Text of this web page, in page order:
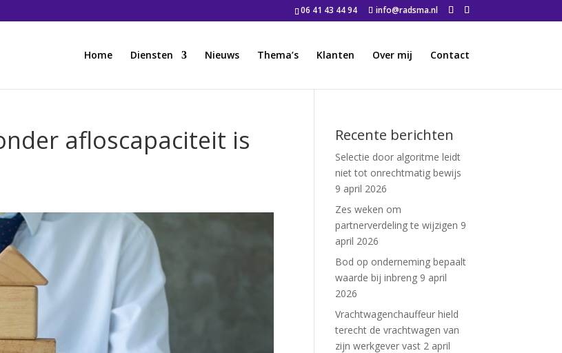
06 41 43 44 94 info@radsma.nl
Home Diensten Nieuws Thema’s Klanten Over mij Contact
afloscapaciteit is Recente berichten
Selectie door algoritme leidt
niet tot onrechtmatig bewijs
9 april 2026
Zes weken om
partnerverdeling te wijzigen 9
april 2026
Bod op onderneming bepaalt
waarde bij inbreng 9 april
2026
Vrachtwagenchauffeur hield
terecht de vrachtwagen van
zijn werkgever vast 2 april